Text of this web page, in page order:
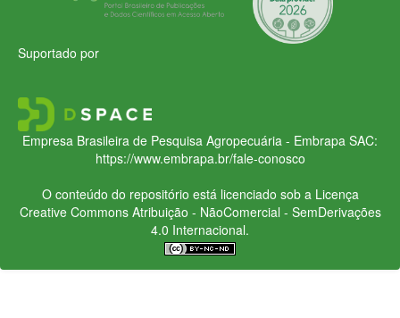
Suportado por
Empresa Brasileira de Pesquisa Agropecuária - Embrapa SAC:
https://www.embrapa.br/fale-conosco
O conteúdo do repositório está licenciado sob a Licença
Creative CommonsAtribuição - NãoComercial - SemDerivações
4.0 Internacional.